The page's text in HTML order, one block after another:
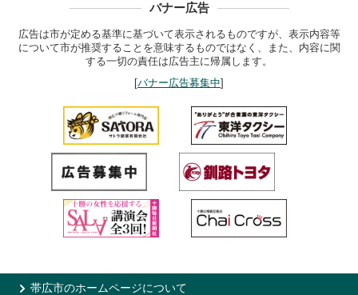
バナー広告
広告は市が定める基準に基づいて表示されるものですが、表示内容等
について市が推奨することを意味するものではなく、また、内容に関
する一切の責任は広告主に帰属します。
[バナー広告募集中]
帯広市のホームページについて